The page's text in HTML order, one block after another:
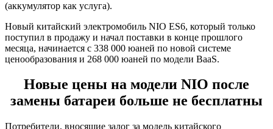
(аккумулятор как услуга).
Новый китайский электромобиль NIO ES6, который только
поступил в продажу и начал поставки в конце прошлого
месяца, начинается с 338 000 юаней по новой системе
ценообразования и 268 000 юаней по модели BaaS.
Новые цены на модели NIO после
замены батареи больше не бесплатны
Потребители, вносящие залог за модель китайского